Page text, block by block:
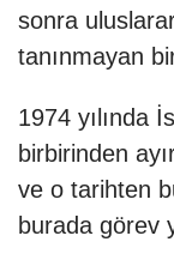
sonra
tanınmayan
1974 yılında
birbirinden
ve o tarihten
burada görev